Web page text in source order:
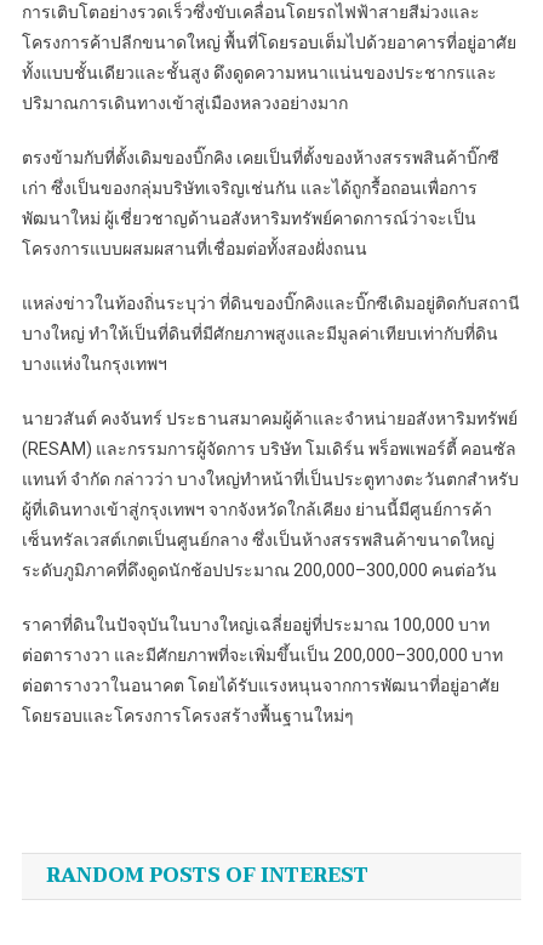
การเติบโตอย่างรวดเร็วซึ่งขับเคลื่อนโดยรถไฟฟ้าสายสีม่วงและ
โครงการค้าปลีกขนาดใหญ่ พื้นที่โดยรอบเต็มไปด้วยอาคารที่อยู่อาศัย
ทั้งแบบชั้นเดียวและชั้นสูง ดึงดูดความหนาแน่นของประชากรและ
ปริมาณการเดินทางเข้าสู่เมืองหลวงอย่างมาก
ตรงข้ามกับที่ตั้งเดิมของบิ๊กคิง เคยเป็นที่ตั้งของห้างสรรพสินค้าบิ๊กซี
เก่า ซึ่งเป็นของกลุ่มบริษัทเจริญเช่นกัน และได้ถูกรื้อถอนเพื่อการ
พัฒนาใหม่ ผู้เชี่ยวชาญด้านอสังหาริมทรัพย์คาดการณ์ว่าจะเป็น
โครงการแบบผสมผสานที่เชื่อมต่อทั้งสองฝั่งถนน
แหล่งข่าวในท้องถิ่นระบุว่า ที่ดินของบิ๊กคิงและบิ๊กซีเดิมอยู่ติดกับสถานี
บางใหญ่ ทำให้เป็นที่ดินที่มีศักยภาพสูงและมีมูลค่าเทียบเท่ากับที่ดิน
บางแห่งในกรุงเทพฯ
นายวสันต์ คงจันทร์ ประธานสมาคมผู้ค้าและจำหน่ายอสังหาริมทรัพย์
(RESAM) และกรรมการผู้จัดการ บริษัท โมเดิร์น พร็อพเพอร์ตี้ คอนซัล
แทนท์ จำกัด กล่าวว่า บางใหญ่ทำหน้าที่เป็นประตูทางตะวันตกสำหรับ
ผู้ที่เดินทางเข้าสู่กรุงเทพฯ จากจังหวัดใกล้เคียง ย่านนี้มีศูนย์การค้า
เซ็นทรัลเวสต์เกตเป็นศูนย์กลาง ซึ่งเป็นห้างสรรพสินค้าขนาดใหญ่
ระดับภูมิภาคที่ดึงดูดนักช้อปประมาณ 200,000–300,000 คนต่อวัน
ราคาที่ดินในปัจจุบันในบางใหญ่เฉลี่ยอยู่ที่ประมาณ 100,000 บาท
ต่อตารางวา และมีศักยภาพที่จะเพิ่มขึ้นเป็น 200,000–300,000 บาท
ต่อตารางวาในอนาคต โดยได้รับแรงหนุนจากการพัฒนาที่อยู่อาศัย
โดยรอบและโครงการโครงสร้างพื้นฐานใหม่ๆ
navigation
RANDOM POSTS OF INTEREST